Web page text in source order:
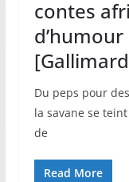
contes
d’humour
Du peps pour
la savane se
de
Read More